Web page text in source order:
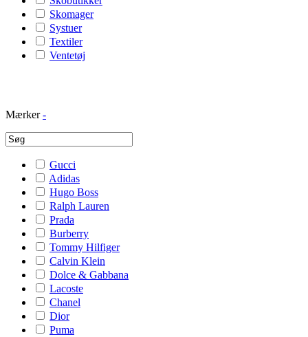
Skomager
Systuer
Textiler
Ventetøj
Mærker -
Gucci
Adidas
Hugo Boss
Ralph Lauren
Prada
Burberry
Tommy Hilfiger
Calvin Klein
Dolce & Gabbana
Lacoste
Chanel
Dior
Puma